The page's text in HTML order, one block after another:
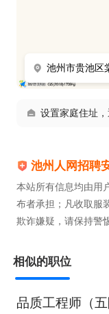
池州市贵池区
设置家庭住址
池州人网招聘
本站所有信息均由用
布者承担；凡收取服
欺诈嫌疑，请保持警
相似的职位
品质工程师（五